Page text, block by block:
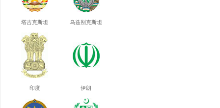
塔吉克斯坦 乌兹别克斯坦
印度 伊朗